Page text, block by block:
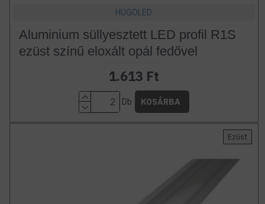
HUGOLED
Aluminium süllyesztett LED profil R1S
ezüst színű eloxált opál fedővel
1.613 Ft
Db KOSÁRBA
Ezüst